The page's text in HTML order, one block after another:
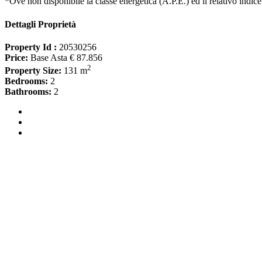
Dettagli Proprietà
Property Id : 20530256
Price: Base Asta € 87.856
Property Size: 131 m2
Bedrooms: 2
Bathrooms: 2